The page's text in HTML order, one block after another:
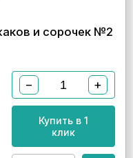
и сорочек №2
− +
Купить в 1
клик